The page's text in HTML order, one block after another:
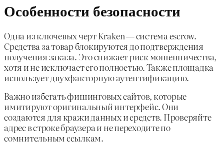
Особенности безопасности
Одна из ключевых черт Kraken — система escrow.
Средства за товар блокируются до подтверждения
получения заказа. Это снижает риск мошенничества,
хотя и не исключает его полностью. Также площадка
использует двухфакторную аутентификацию.
Важно избегать фишинговых сайтов, которые
имитируют оригинальный интерфейс. Они
создаются для кражи данных и средств. Проверяйте
адрес в строке браузера и не переходите по
сомнительным ссылкам.